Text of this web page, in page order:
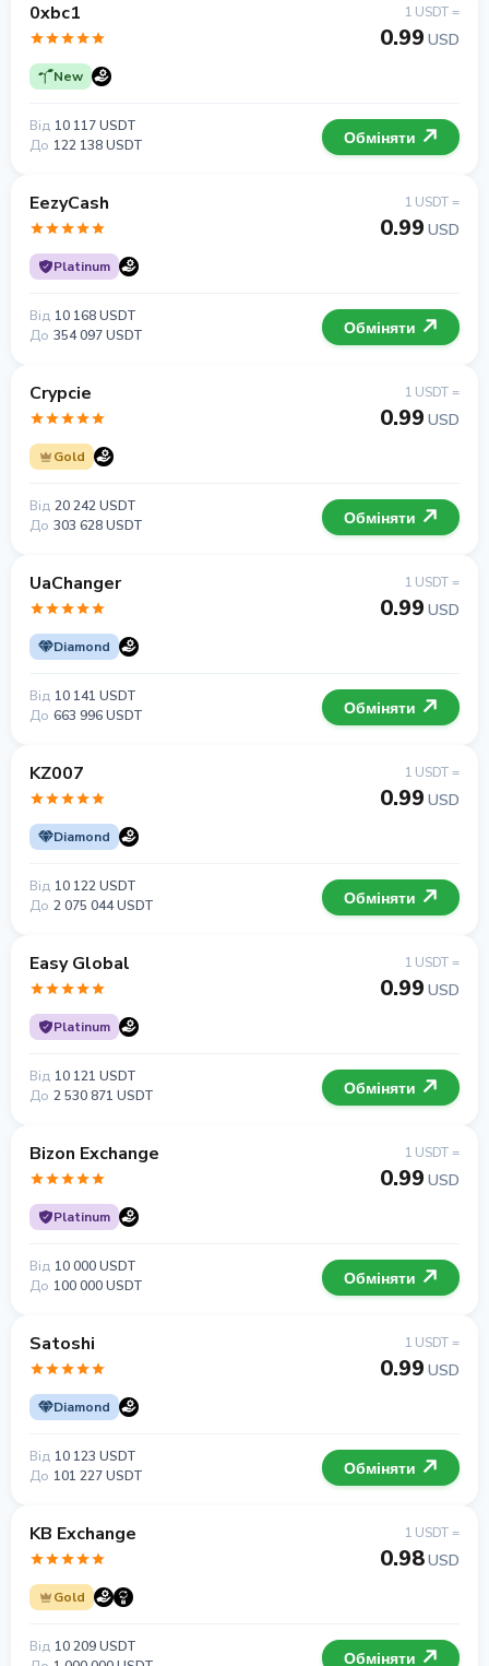
0xbc1
New
1 USDT =
0.99 USD
Від 10 117 USDT
До 122 138 USDT Обміняти
EezyCash
Platinum
1 USDT =
0.99 USD
Від 10 168 USDT
До 354 097 USDT Обміняти
Crypcie
Gold
1 USDT =
0.99 USD
Від 20 242 USDT
До 303 628 USDT Обміняти
UaChanger
Diamond
1 USDT =
0.99 USD
Від 10 141 USDT
До 663 996 USDT Обміняти
KZ007
Diamond
1 USDT =
0.99 USD
Від 10 122 USDT
До 2 075 044 USDT Обміняти
Easy Global
Platinum
1 USDT =
0.99 USD
Від 10 121 USDT
До 2 530 871 USDT Обміняти
Bizon Exchange
Platinum
1 USDT =
0.99 USD
Від 10 000 USDT
До 100 000 USDT Обміняти
Satoshi
Diamond
1 USDT =
0.99 USD
Від 10 123 USDT
До 101 227 USDT Обміняти
KB Exchange
Gold
1 USDT =
0.98USD
Від 10 209 USDT
Обміняти